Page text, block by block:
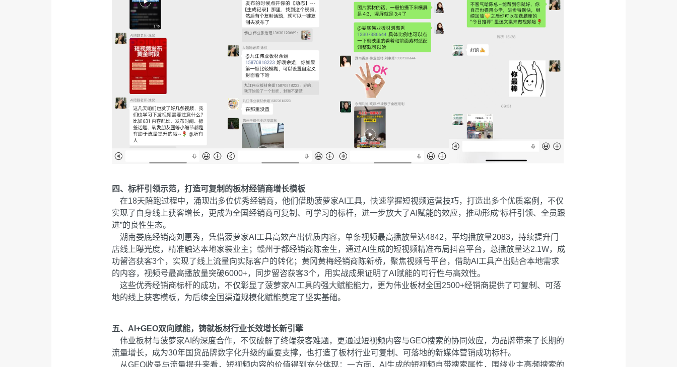
四、标杆引领示范，打造可复制的板材经销商增长模板
在18天陪跑过程中，涌现出多位优秀经销商，他们借助菠萝家AI工具，快速掌握短视频运营技巧，打造出多个优质案例，不仅
实现了自身线上获客增长，更成为全国经销商可复制、可学习的标杆，进一步放大了AI赋能的效应，推动形成“标杆引领、全员跟
进”的良性生态。
湖南娄底经销商刘惠秀，凭借菠萝家AI工具高效产出优质内容，单条视频最高播放量达4842，平均播放量2083，持续提升门
店线上曝光度，精准触达本地家装业主；赣州于都经销商陈金生，通过AI生成的短视频精准布局抖音平台，总播放量达2.1W，成
功留咨获客3个，实现了线上流量向实际客户的转化；黄冈黄梅经销商陈新桥，聚焦视频号平台，借助AI工具产出贴合本地需求
的内容，视频号最高播放量突破6000+，同步留咨获客3个，用实战成果证明了AI赋能的可行性与高效性。
这些优秀经销商标杆的成功，不仅彰显了菠萝家AI工具的强大赋能能力，更为伟业板材全国2500+经销商提供了可复制、可落
地的线上获客模板，为后续全国渠道规模化赋能奠定了坚实基础。
五、AI+GEO双向赋能，铸就板材行业长效增长新引擎
伟业板材与菠萝家AI的深度合作，不仅破解了终端获客难题，更通过短视频内容与GEO搜索的协同效应，为品牌带来了长期的
流量增长，成为30年国货品牌数字化升级的重要支撑，也打造了板材行业可复制、可落地的新媒体营销成功标杆。
从GEO收录与流量提升来看，短视频内容的价值得到充分体现：一方面，AI生成的短视频自带搜索属性，围绕业主高频搜索的